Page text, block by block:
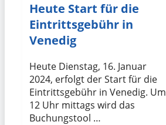
Heute Start für die
Eintrittsgebühr in
Venedig
Heute Dienstag, 16. Januar
2024, erfolgt der Start für die
Eintrittsgebühr in Venedig. Um
12 Uhr mittags wird das
Buchungstool …